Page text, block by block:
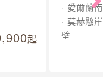
起
愛爾蘭
莫赫懸
壁